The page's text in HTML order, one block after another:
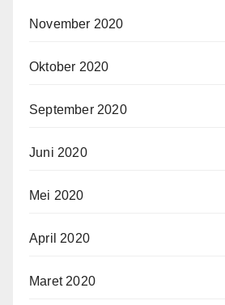
November 2020
Oktober 2020
September 2020
Juni 2020
Mei 2020
April 2020
Maret 2020